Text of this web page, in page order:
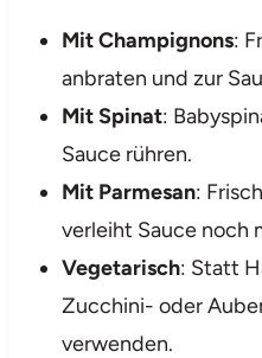
Mit Champignons:
anbraten und zur
Mit Spinat:
Sauce rühren.
Mit Parmesan:
verleiht Sauce noch
Vegetarisch: Statt
Zucchini- oder
verwenden.